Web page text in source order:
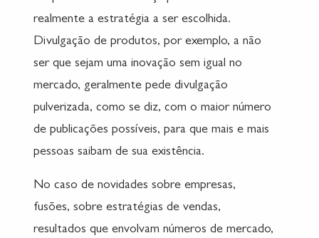
realmente a estratégia a ser escolhida.
Divulgação de produtos, por exemplo, a não
ser que sejam uma inovação sem igual no
mercado, geralmente pede divulgação
pulverizada, como se diz, com o maior número
de publicações possíveis, para que mais e mais
pessoas saibam de sua existência.
No caso de novidades sobre empresas,
fusões, sobre estratégias de vendas,
resultados que envolvam números de mercado,